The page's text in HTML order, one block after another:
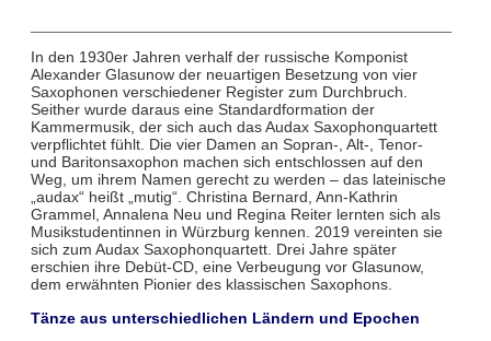
In den 1930er Jahren verhalf der russische Komponist
Alexander Glasunow der neuartigen Besetzung von vier
Saxophonen verschiedener Register zum Durchbruch.
Seither wurde daraus eine Standardformation der
Kammermusik, der sich auch das Audax Saxophonquartett
verpflichtet fühlt. Die vier Damen an Sopran-, Alt-, Tenor-
und Baritonsaxophon machen sich entschlossen auf den
Weg, um ihrem Namen gerecht zu werden – das lateinische
„audax“ heißt „mutig“. Christina Bernard, Ann-Kathrin
Grammel, Annalena Neu und Regina Reiter lernten sich als
Musikstudentinnen in Würzburg kennen. 2019 vereinten sie
sich zum Audax Saxophonquartett. Drei Jahre später
erschien ihre Debüt-CD, eine Verbeugung vor Glasunow,
dem erwähnten Pionier des klassischen Saxophons.
Tänze aus unterschiedlichen Ländern und Epochen